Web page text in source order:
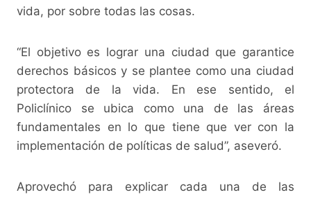
vida, por sobre todas las cosas.
“El objetivo es lograr una ciudad que garantice
derechos básicos y se plantee como una ciudad
protectora de la vida. En ese sentido, el
Policlínico se ubica como una de las áreas
fundamentales en lo que tiene que ver con la
implementación de políticas de salud”, aseveró.
Aprovechó para explicar cada una de las